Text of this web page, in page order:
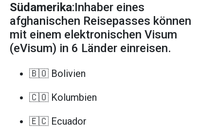
Südamerika:Inhaber eines
afghanischen Reisepasses können
mit einem elektronischen Visum
(eVisum) in 6 Länder einreisen.
🇧🇴 Bolivien
🇨🇴 Kolumbien
🇪🇨 Ecuador